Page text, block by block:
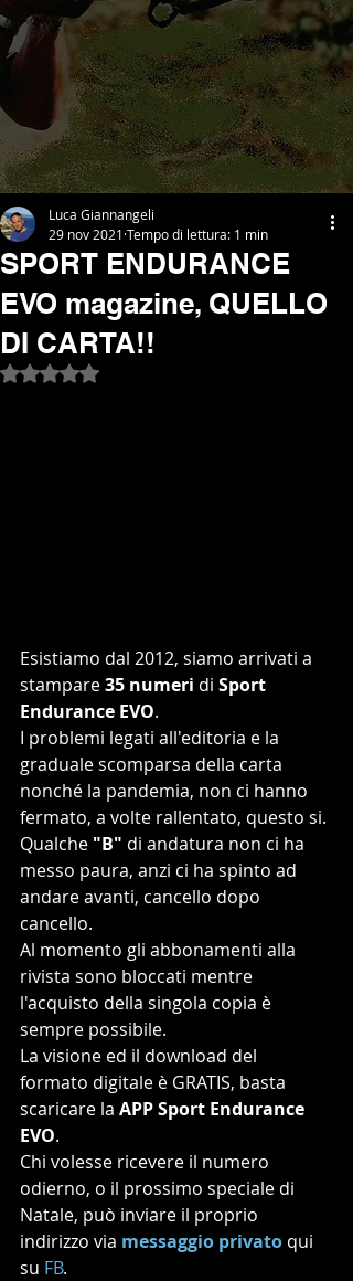
SPORT ENDURANCE
EVO magazine, QUELLO
DI CARTA!!
Luca Giannangeli
29 nov 2021 Tempo di lettura: 1 min
Valutazione NaN stelle su 5.
Esistiamo dal 2012, siamo arrivati a
stampare 35 numeri di Sport
Endurance EVO.
I problemi legati all'editoria e la
graduale scomparsa della carta
nonché la pandemia, non ci hanno
fermato, a volte rallentato, questo si.
Qualche "B" di andatura non ci ha
messo paura, anzi ci ha spinto ad
andare avanti, cancello dopo
cancello.
Al momento gli abbonamenti alla
rivista sono bloccati mentre
l'acquisto della singola copia è
sempre possibile.
La visione ed il download del
formato digitale è GRATIS, basta
scaricare la APP Sport Endurance
EVO.
Chi volesse ricevere il numero
odierno, o il prossimo speciale di
Natale, può inviare il proprio
indirizzo via messaggio privato qui
su FB.